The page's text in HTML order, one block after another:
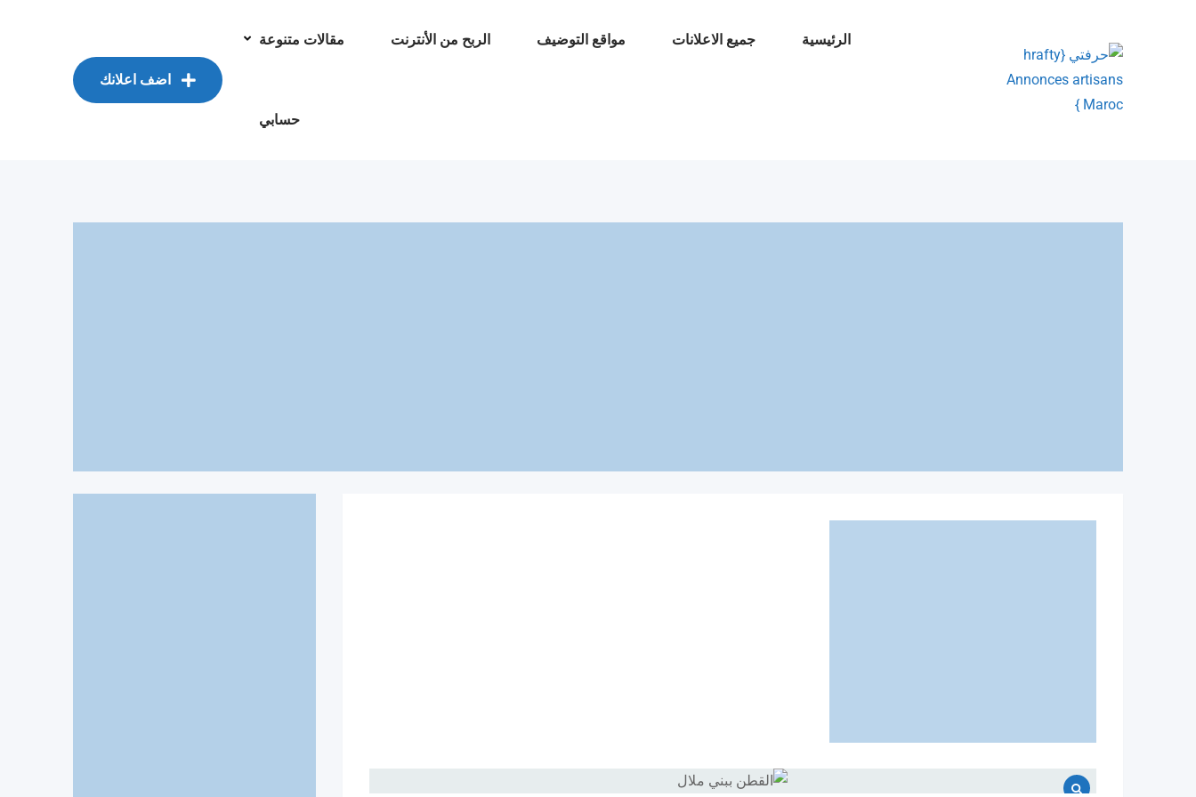
اضف اعلانك
الرئيسية جميع الاعلانات مواقع التوضيف الربح من الأنترنت مقالات متنوعة
حسابي